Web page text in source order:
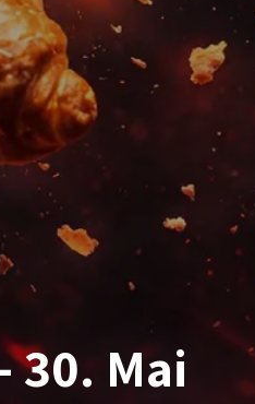
30. Mai